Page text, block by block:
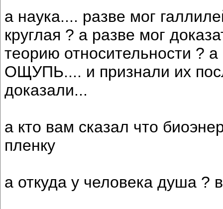
а наука.... разве мог
круглая ? а разве мог
теорию относительности ?
ОЩУПЬ.... и признали их
доказали...
а кто вам сказал что
пленку
а откуда у человека душа ?